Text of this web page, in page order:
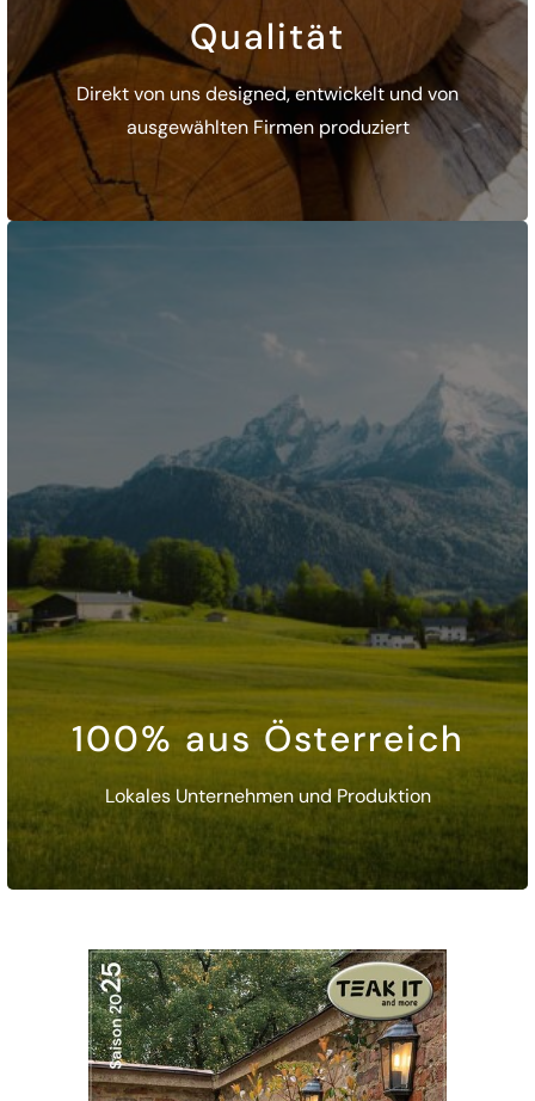
Qualität
Direkt von uns designed, entwickelt und von
ausgewählten Firmen produziert
100% aus Österreich
Lokales Unternehmen und Produktion